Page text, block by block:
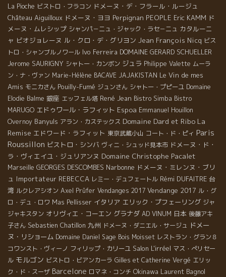
La Pioche ビストロ・フラコン ドメーヌ・デ・フラール・ルージュ
Château Aiguilloux ドメーヌ・ヨヨ Perpignan PEOPLE Eric KAMM ド
メーヌ・ムレシップ シャンパ－ニュ・ジャック・ラセ－ニュ カタルーニ
ャ ビオジョレーヌ ル・クロ・デ・グリヨン Jean François Nicq ビス
トロ・シャンブルノワール Ivo Ferreira DOMAINE GERARD SCHUELLER
Jerome SAURIGNY シャトー・カンボン ジュラ Philippe Valette ムーラ
ン・ナ・ヴァン Marie-Hélène BACAVE JAJAKISTAN Le Vin de mes
Amis モニカさん Pouilly-Fumé ジュンさん シャトー・プピーユ Domaine
Elodie Balme 銀座 エッフェル塔 René Jean Bistro Simba Bistro
MARUGO エドゥワール・ラフィット Espoa Emmanuel Houillon
Overnoy Banyuls アラン・カステックス Domaine Dard et Ribo La
Remise エドワード・ラフィット 東京武蔵小山 コート・ド・ピィ Paris
Roussillon ビストロ・シンバ ヴィニ・シュッド見本市 ドメーヌ・ド・
ラ・ヴィエイユ・ジュリアンヌ Domaine Christophe Pacalet
Marseille GEORGES DESCOMBES Narbonne ドメーヌ・ミレンヌ・ブリ
ュ Importateur REBECCA レミー・デュフェートル Rémi DUFAITRE 台
湾 ルクレアシオン Axel Prüfer Vendanges 2017 Vendange 2017 ル・グ
ロ・デュ・ロワ Mas Pellisser イタリア エリック・プフェーリング ジャ
ジャキスタン オリヴィエ・コーエン グラナダ AD VINUM 日本 後藤アキ
子さん Sebastien Chatillon 九州 ドメーヌ・ダニエル・サージュ ドメー
ヌ・リショーム Domaine Daniel Sage Bois Moisset レストラン・グラン８
コワンスト・ヴィーノ フィリップ・カリーユ Salon L'irréel マス・ぺリセー
ル モルゴン ビストロ・ビアンカーラ Gilles et Catherine Vergé エリッ
ク・ド・スーザ Barcelone ロマネ・コンチ Okinawa Laurent Bagnol